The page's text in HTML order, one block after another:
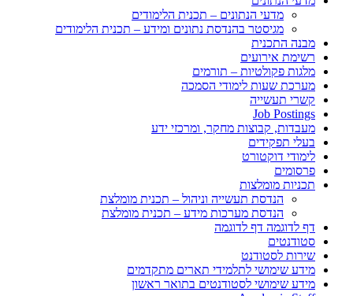
מדעי הנתונים – תכנית הלימודים
מגיסטר בהנדסת נתונים ומידע – תכנית הלימודים
מבנה התכנית
רשימת אירועים
מלגות פקולטיות – תורמים
מערכת שעות לימודי הסמכה
קשרי תעשייה
Job Postings
מעבדות, קבוצות מחקר, ומרכזי ידע
בעלי תפקידים
לימודי דוקטורט
פרסומים
תכניות מומלצות
הנדסת תעשייה וניהול – תכנית מומלצת
הנדסת מערכות מידע – תכנית מומלצת
דף לדוגמה דף לדוגמה
סטודנטים
שירות לסטודנט
מידע שימושי לתלמידי תארים מתקדמים
מידע שימושי לסטודנטים בתואר ראשון